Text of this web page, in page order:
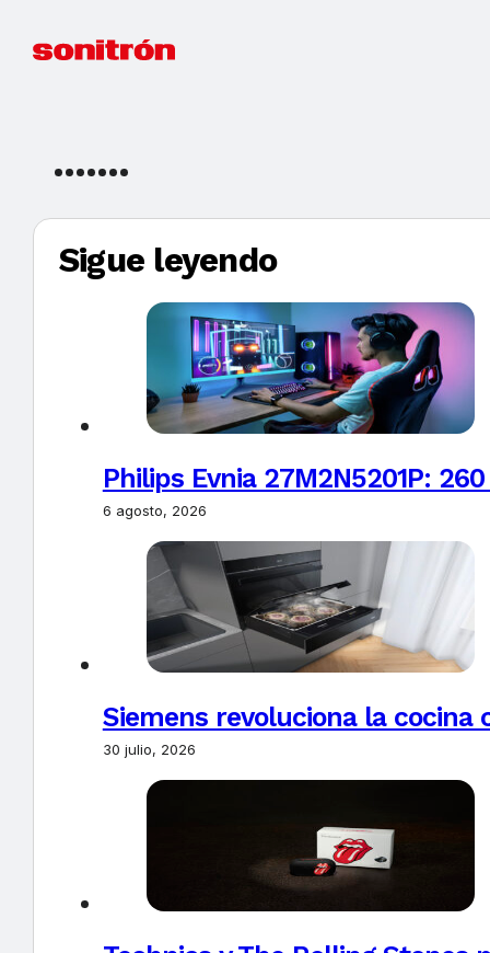
Sigue leyendo
Philips Evnia 27M2N5201P:
6 agosto, 2026
Siemens revoluciona la
30 julio, 2026